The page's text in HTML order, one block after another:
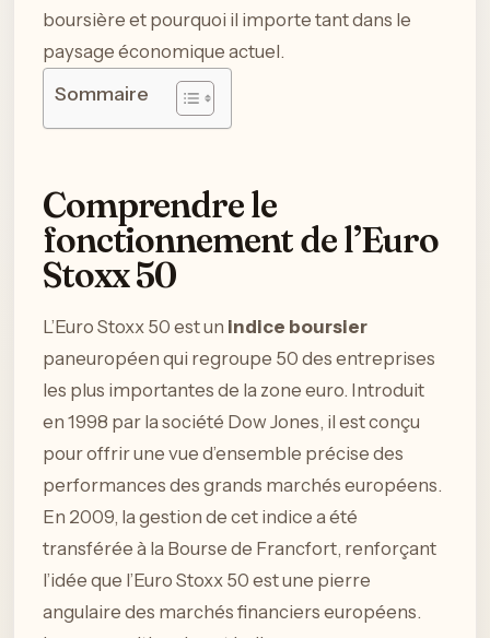
boursière et pourquoi il importe tant dans le
paysage économique actuel.
Sommaire
Comprendre le
fonctionnement de l’Euro
Stoxx 50
L’Euro Stoxx 50 est un indice boursier
paneuropéen qui regroupe 50 des entreprises
les plus importantes de la zone euro. Introduit
en 1998 par la société Dow Jones, il est conçu
pour offrir une vue d’ensemble précise des
performances des grands marchés européens.
En 2009, la gestion de cet indice a été
transférée à la Bourse de Francfort, renforçant
l’idée que l’Euro Stoxx 50 est une pierre
angulaire des marchés financiers européens.